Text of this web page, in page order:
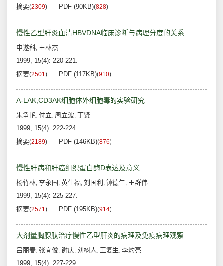
摘要(2309) PDF (90KB)(828)
慢性乙型肝炎血清HBVDNA临床诊断与病理分度的关系
申遂科, 王林杰
1999, 15(4): 220-221.
摘要(2501) PDF (117KB)(910)
A-LAK,CD3AK细胞体外细胞毒的实验研究
朱争艳, 付立, 周立波, 丁贤
1999, 15(4): 222-224.
摘要(2189) PDF (146KB)(876)
慢性肝病和肝癌组织蛋白酶D表达及意义
杨竹林, 李永国 , 黄生福, 刘国利 , 钟德午, 王群伟
1999, 15(4): 225-227.
摘要(2571) PDF (195KB)(914)
大剂量胸腺肽治疗慢性乙型肝炎的病理及免疫病理观察
吕丽春, 张宜俊, 谢庆, 刘树人, 王复生, 李灼亮
1999, 15(4): 227-229.